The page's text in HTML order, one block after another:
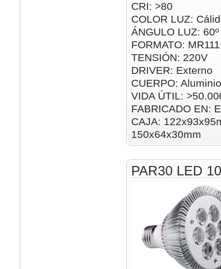
CRI: >80
COLOR LUZ:
ÁNGULO LUZ: 60º
FORMATO: MR111
TENSIÓN: 220V
DRIVER: Externo
CUERPO: Aluminio
VIDA ÚTIL:
FABRICADO EN:
CAJA:
150x64x30mm
PAR30 LED